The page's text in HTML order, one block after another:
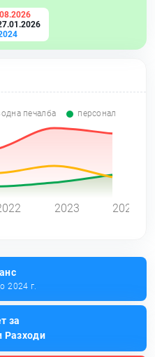
печалба персонал
2023 2024
2024 г.
за
Разходи